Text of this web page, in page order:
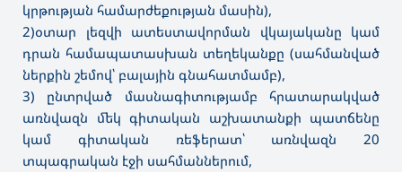
կրթության համարժեքության մասին),
2)օտար լեզվի ատեստավորման վկայականը կամ
դրան համապատասխան տեղեկանքը (սահմանված
ներքին շեմով՝ բալային գնահատմամբ),
3) ընտրված մասնագիտությամբ հրատարակված
առնվազն մեկ գիտական աշխատանքի պատճենը
կամ գիտական ռեֆերատ՝ առնվազն 20
տպագրական էջի սահմաններում,